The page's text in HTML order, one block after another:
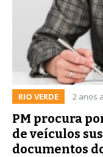
RIO VERDE 2 anos
PM procura
de veículos
documentos